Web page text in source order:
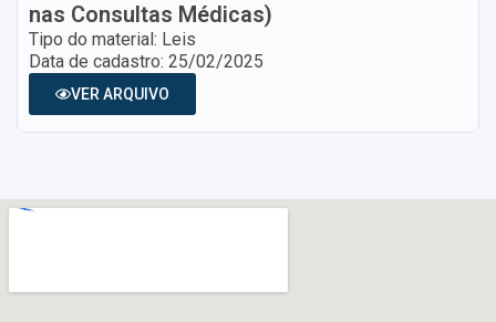
nas Consultas Médicas)
Tipo do material: Leis
Data de cadastro: 25/02/2025
VER ARQUIVO